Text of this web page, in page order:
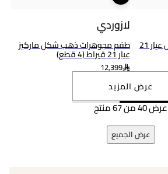
طقم ذهب متعدد الأشكال عيار 21
لازوردي
طقم مجوهرات ذهب شكل ماركيز
عيار 21 قيراط (4 قطع)
12,399
عرض المزيد
عرض 40 من 67 منتج
عرض الجميع